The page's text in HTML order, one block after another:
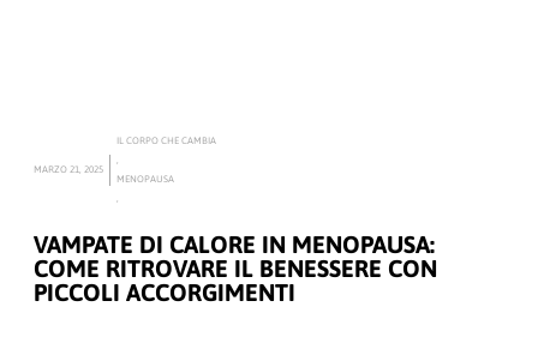
MARZO 21, 2025
IL CORPO CHE CAMBIA
MENOPAUSA
VAMPATE DI CALORE IN MENOPAUSA:
COME RITROVARE IL BENESSERE CON
PICCOLI ACCORGIMENTI